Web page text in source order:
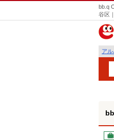
bb.q
谷区
ア